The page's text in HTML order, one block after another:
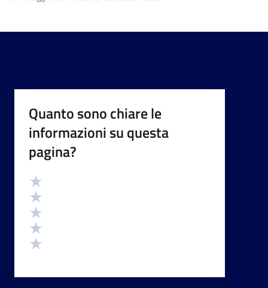
Quanto sono chiare le
informazioni su questa
pagina?
Valutazione